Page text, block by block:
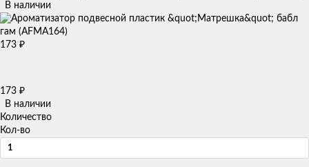
В наличии
173 ₽
173 ₽
В наличии
Количество
Кол-во